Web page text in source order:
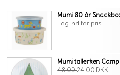
Mumi 80 år
Log ind for pris!
Mumi tallerken
48,0024,00 DKK